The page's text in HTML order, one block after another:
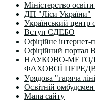
Міністерство
ДП "Ліси України"
Український центр
Вступ ЄДЕБО
Офіційне
Офіційний портал
НАУКОВО-
ФАХОВОЇ
Урядова "гаряча
Освітній
Мапа сайту